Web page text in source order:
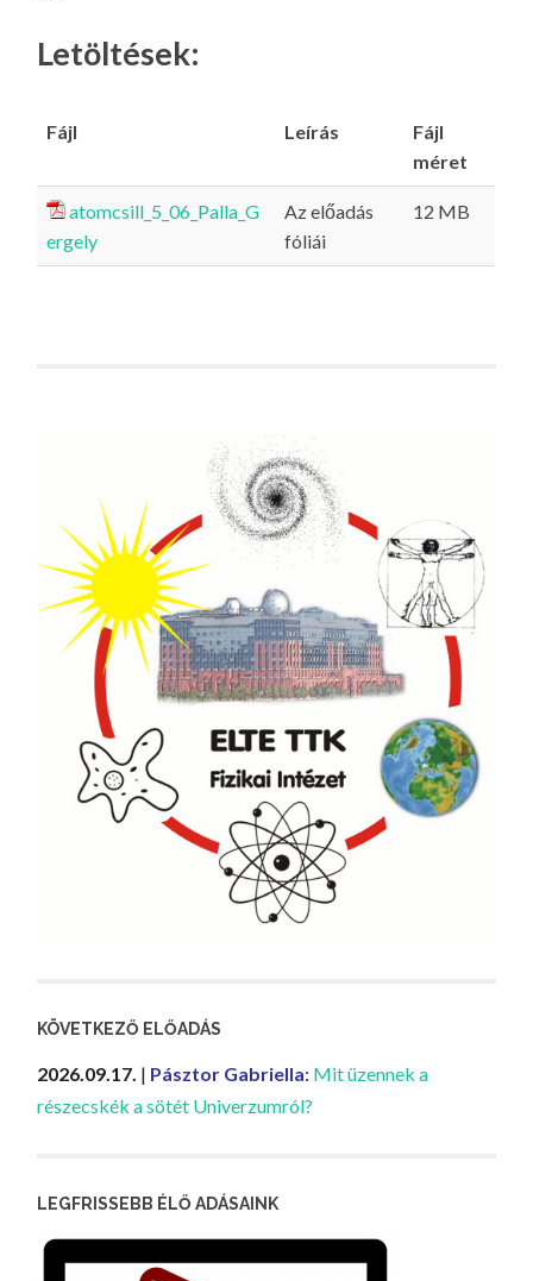
Letöltések:
Fájl Leírás
Fájl
méret
atomcsill_5_06_Palla_G
ergely
Az előadás
fóliái
12 MB
KÖVETKEZŐ ELŐADÁS
2026.09.17. | Pásztor Gabriella: Mit üzennek a
részecskék a sötét Univerzumról?
LEGFRISSEBB ÉLŐ ADÁSAINK